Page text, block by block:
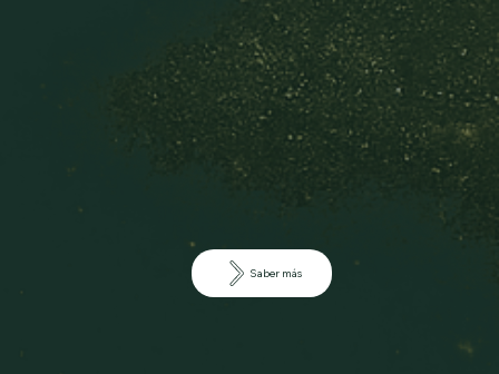
Saber más